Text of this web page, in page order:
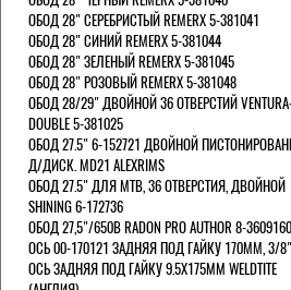
ОБОД 28" СЕРЕБРИСТЫЙ REMERX 5-381041
ОБОД 28" СИНИЙ REMERX 5-381044
ОБОД 28" ЗЕЛЕНЫЙ REMERX 5-381045
ОБОД 28" РОЗОВЫЙ REMERX 5-381048
ОБОД 28/29" ДВОЙНОЙ 36 ОТВЕРСТИЙ
DOUBLE 5-381025
ОБОД 27.5" 6-152721 ДВОЙНОЙ
Д/ДИСК. MD21 ALEXRIMS
ОБОД 27.5" ДЛЯ MTB, 36 ОТВЕРСТИЯ, ДВОЙНОЙ
SHINING 6-172736
ОБОД 27,5"/650B RADON PRO AUTHOR 8-
ОСЬ 00-170121 ЗАДНЯЯ ПОД ГАЙКУ 170MM, 3/8"
ОСЬ ЗАДНЯЯ ПОД ГАЙКУ 9.5Х175ММ WELDTITE